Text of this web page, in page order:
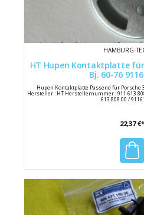
HAMBURG-
HT Hupen Kontaktplatte für Porsche 356 / 912 / 911
Bj. 60-
Hupen Kontaktplatte Passend für Porsche
Hersteller : HT Herstellernummer : 911 613
613 808 00 /
22,37 €*